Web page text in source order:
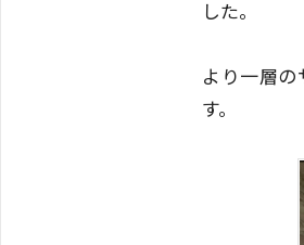
した。
より一層の
す。